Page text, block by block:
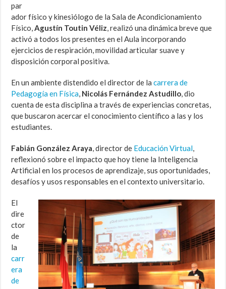
par
ador físico y kinesiólogo de la Sala de Acondicionamiento
Físico,Agustín Toutin Véliz, realizó una dinámica breve que
activó a todos los presentes en el Aula incorporando
ejercicios de respiración, movilidad articular suave y
disposición corporal positiva.
En un ambiente distendido el director de lacarrera de
Pedagogía en Física, Nicolás Fernández Astudillo, dio
cuenta de esta disciplina a través de experiencias concretas,
que buscaron acercar el conocimiento científico a las y los
estudiantes.
Fabián González Araya, director de Educación Virtual,
reflexionó sobre el impacto que hoy tiene la Inteligencia
Artificial en los procesos de aprendizaje, sus oportunidades,
desafíos y usos responsables en el contexto universitario.
El
dire
ctor
de
la
carr
era
de